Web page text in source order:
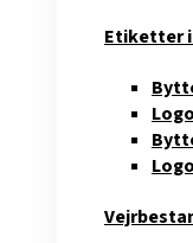
Etiketter